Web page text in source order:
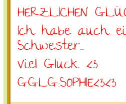
HERZLICHEN
Ich habe auch
Schwester....
Viel Glück <3
GGLG:SOPHIE<3<3